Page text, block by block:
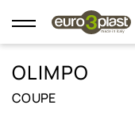
Basculer
la
OLIMPO
COUPE